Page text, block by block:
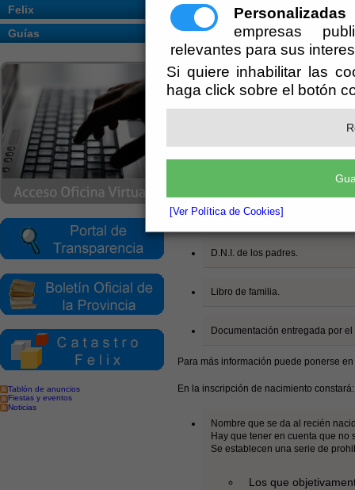
Personalizadas
empresas
relevantes para sus
Si quiere inhabilitar las
haga click sobre el botón
[Ver Política de Cookies]
Felix
Guías
Tablón de anuncios
Fiestas y eventos
Noticias
Registro Civil
Felix.(Ayuntamiento. ,,,,,,.
trámite que hay que realizar
al parto, aunque este plazo
organismo, este trámite lo
En el caso de que los padres no
Estos son los documentos que tienen
D.N.I. de los padres.
Libro de familia.
Documentación entregada por
Para más información puede ponerse
En la inscripción de nacimiento constará:
Nombre que se da al recién
Hay que tener en cuenta que no
Se establecen una serie de
Los que